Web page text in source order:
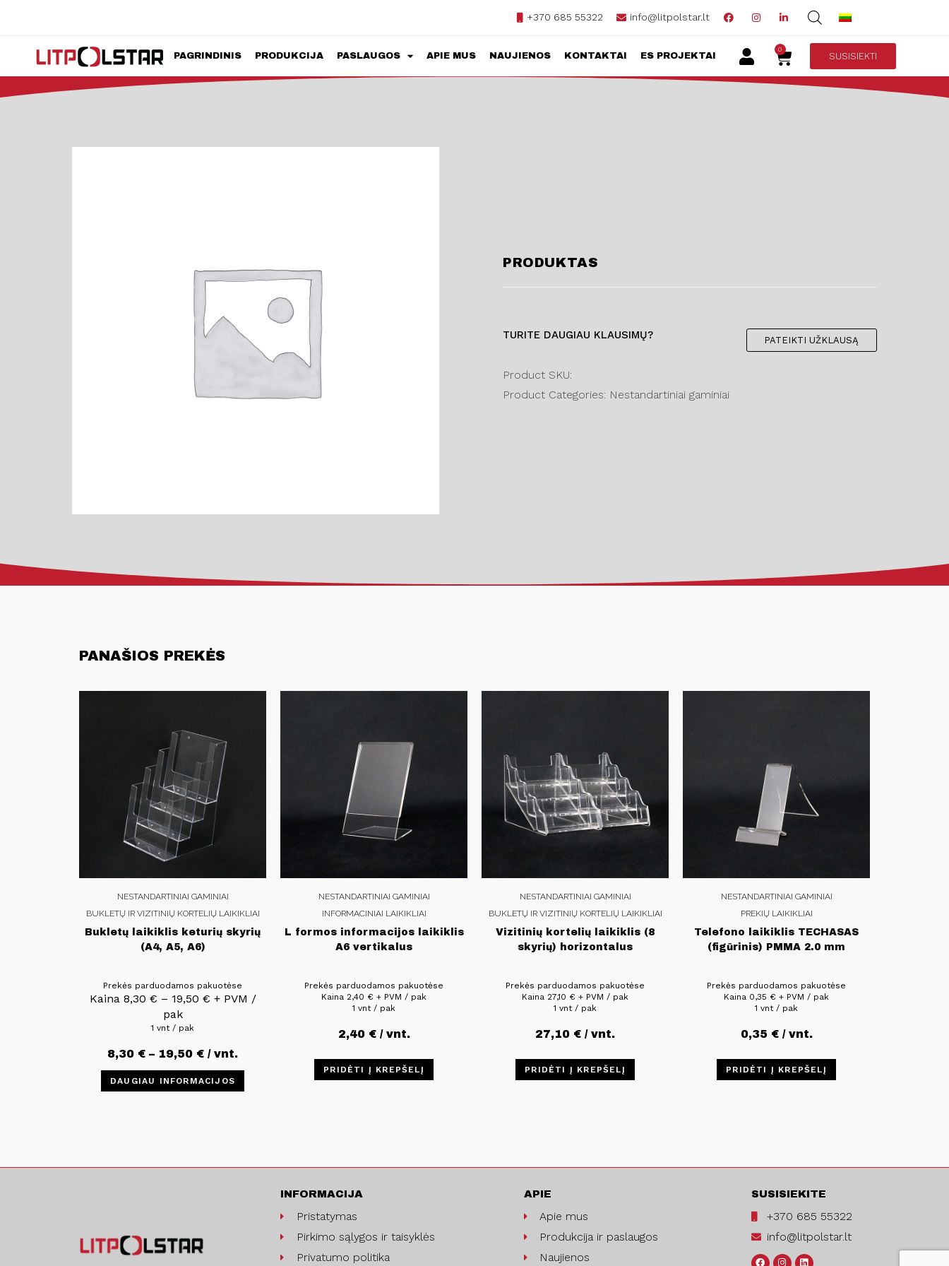
+370 685 55322 info@litpolstar.lt
PAGRINDINIS PRODUKCIJA PASLAUGOS APIE MUS NAUJIENOS KONTAKTAI ES PROJEKTAI
0
SUSISIEKTI
PRODUKTAS
TURITE DAUGIAU KLAUSIMŲ? PATEIKTI UŽKLAUSĄ
Product SKU:
Product Categories: Nestandartiniai gaminiai
PANAŠIOS PREKĖS
NESTANDARTINIAI GAMINIAI
BUKLETŲ IR VIZITINIŲ KORTELIŲ LAIKIKLIAI
Bukletų laikiklis keturių skyrių
(A4, A5, A6)
Prekės parduodamos pakuotėse
Kaina 8,30 € – 19,50 € + PVM /
pak
1 vnt / pak
8,30 € – 19,50 € / vnt.
DAUGIAU INFORMACIJOS
NESTANDARTINIAI GAMINIAI
INFORMACINIAI LAIKIKLIAI
L formos informacijos laikiklis
A6 vertikalus
Prekės parduodamos pakuotėse
Kaina 2,40 € + PVM / pak
1 vnt / pak
2,40 €/ vnt.
PRIDĖTI Į KREPŠELĮ
NESTANDARTINIAI GAMINIAI
BUKLETŲ IR VIZITINIŲ KORTELIŲ LAIKIKLIAI
Vizitinių kortelių laikiklis (8
skyrių) horizontalus
Prekės parduodamos pakuotėse
Kaina 27,10 € + PVM / pak
1 vnt / pak
27,10 € / vnt.
PRIDĖTI Į KREPŠELĮ
NESTANDARTINIAI GAMINIAI
PREKIŲ LAIKIKLIAI
Telefono laikiklis TECHASAS
(figūrinis) PMMA 2.0 mm
Prekės parduodamos pakuotėse
Kaina 0,35 € + PVM / pak
1 vnt / pak
0,35 €/ vnt.
PRIDĖTI Į KREPŠELĮ
INFORMACIJA
Pristatymas
Pirkimo sąlygos ir taisyklės
Privatumo politika
APIE
Apie mus
Produkcija ir paslaugos
Naujienos
SUSISIEKITE
+370 685 55322
info@litpolstar.lt